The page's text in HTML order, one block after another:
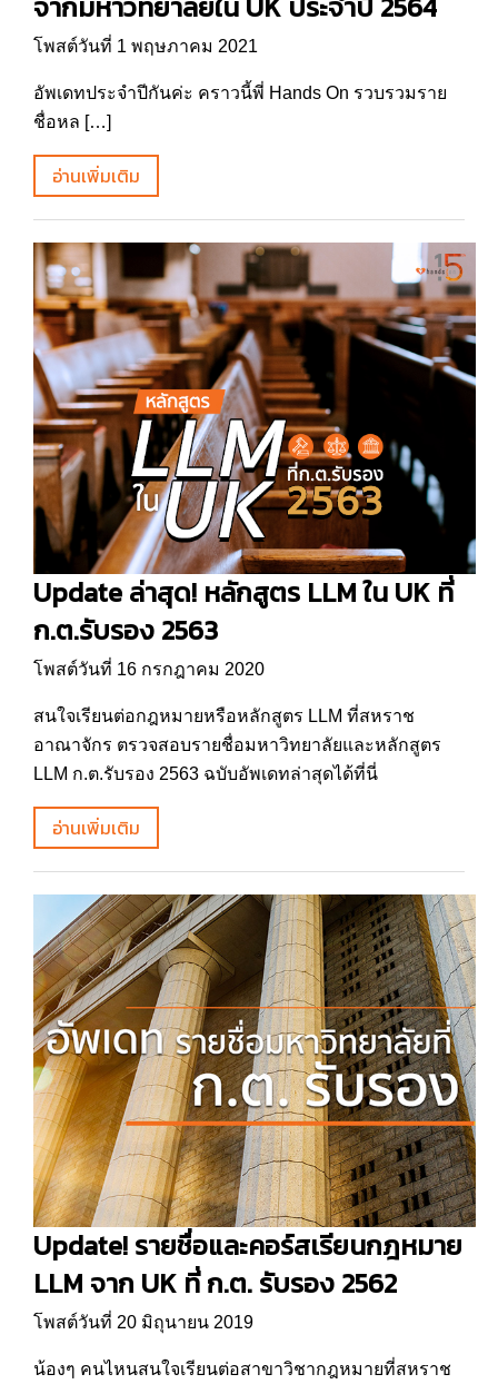
โพสต์วันที่ 1 พฤษภาคม 2021
อัพเดทประจำปีกันค่ะ คราวนี้พี่ Hands On รวบรวมราย
ชื่อหล […]
อ่านเพิ่มเติม
Update ล่าสุด! หลักสูตร LLM ใน UK ที่
ก.ต.รับรอง 2563
โพสต์วันที่ 16 กรกฎาคม 2020
สนใจเรียนต่อกฎหมายหรือหลักสูตร LLM ที่สหราช
อาณาจักร ตรวจสอบรายชื่อมหาวิทยาลัยและหลักสูตร
LLM ก.ต.รับรอง 2563 ฉบับอัพเดทล่าสุดได้ที่นี่
อ่านเพิ่มเติม
Update! รายชื่อและคอร์สเรียนกฎหมาย
LLM จาก UK ที่ ก.ต. รับรอง 2562
โพสต์วันที่ 20 มิถุนายน 2019
น้องๆ คนไหนสนใจเรียนต่อสาขาวิชากฎหมายที่สหราช